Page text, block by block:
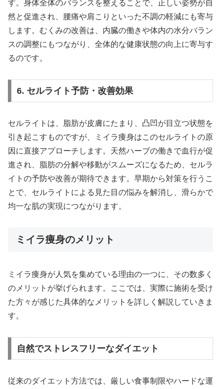
す。身体全体のバランスを整えることで、正しい姿勢が自
然と促進され、腰痛や肩こりといった不調の軽減にも寄与
します。むくみの改善は、内臓の働きや体内の水分バラン
スの調整にもつながり、全体的な健康状態の向上に寄与す
るのです。
6. セルライト予防・改善効果
セルライトは、脂肪が皮膚にたまり、凸凹が目立つ状態を
引き起こすものですが、ミイラ痩身はこのセルライトの原
因に直接アプローチします。天然ハーブの働きで血行が促
進され、脂肪の分解や移動がスムーズになるため、セルラ
イトの予防や改善が期待できます。早期から対策を行うこ
とで、セルライトによる見た目の悩みを解消し、滑らかで
均一な肌の実現につながります。
ミイラ痩身のメリット
ミイラ痩身が人気を集めている理由の一つに、その数多く
のメリットが挙げられます。ここでは、実際に施術を受け
た方々が感じた具体的なメリットを詳しく解説していきま
す。
自然でストレスフリーなダイエット
従来のダイエット方法では、厳しい食事制限やハードな運